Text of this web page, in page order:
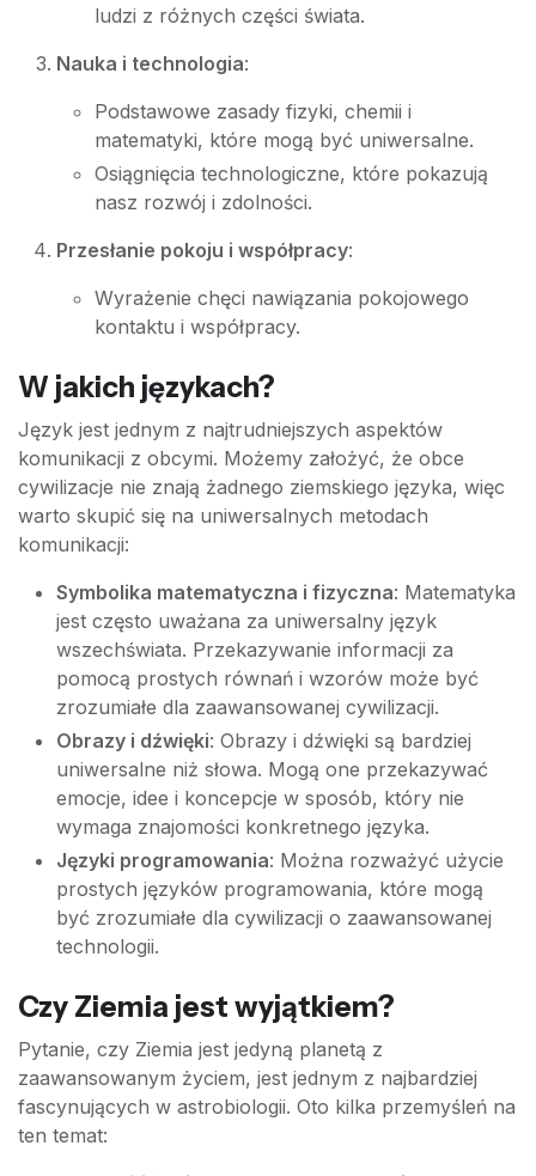
ludzi z różnych części świata.
Nauka i technologia:
Podstawowe zasady fizyki, chemii i
matematyki, które mogą być uniwersalne.
Osiągnięcia technologiczne, które pokazują
nasz rozwój i zdolności.
Przesłanie pokoju i współpracy:
Wyrażenie chęci nawiązania pokojowego
kontaktu i współpracy.
W jakich językach?
Język jest jednym z najtrudniejszych aspektów
komunikacji z obcymi. Możemy założyć, że obce
cywilizacje nie znają żadnego ziemskiego języka, więc
warto skupić się na uniwersalnych metodach
komunikacji:
Symbolika matematyczna i fizyczna: Matematyka
jest często uważana za uniwersalny język
wszechświata. Przekazywanie informacji za
pomocą prostych równań i wzorów może być
zrozumiałe dla zaawansowanej cywilizacji.
Obrazy i dźwięki: Obrazy i dźwięki są bardziej
uniwersalne niż słowa. Mogą one przekazywać
emocje, idee i koncepcje w sposób, który nie
wymaga znajomości konkretnego języka.
Języki programowania: Można rozważyć użycie
prostych języków programowania, które mogą
być zrozumiałe dla cywilizacji o zaawansowanej
technologii.
Czy Ziemia jest wyjątkiem?
Pytanie, czy Ziemia jest jedyną planetą z
zaawansowanym życiem, jest jednym z najbardziej
fascynujących w astrobiologii. Oto kilka przemyśleń na
ten temat: